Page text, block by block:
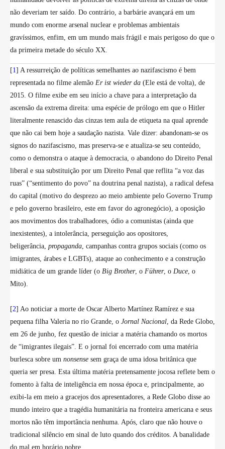
não deveriam ter saído. Do contrário, a barbárie avançará em um
mundo com enorme arsenal nuclear e problemas ambientais
gravíssimos, enfim, em um mundo mais frágil e mais perigoso do que o
da primeira metade do século XX.
[1 ] A ressurreição de políticas semelhantes ao nazifascismo é bem
representada no filme alemão Er ist wieder da (Ele está de volta), de
2015. O filme exibe em seu início a chave para a interpretação da
ascensão da extrema direita: uma espécie de prólogo em que o Hitler
literalmente renascido das cinzas tem aula de etiqueta na qual aprende
que não cai bem hoje a saudação nazista. Vale dizer: abandonam-se os
signos do nazifascismo, mas preserva-se e atualiza-se seu conteúdo,
como o demonstra o ataque à democracia, o abandono do Direito Penal
liberal e sua substituição por um Direito Penal que reflita “a voz das
ruas” (“sentimento do povo” na doutrina penal nazista), a radical defesa
do capital (motivo do desprezo ao meio ambiente pelo Governo Trump
e pelo governo brasileiro, este em favor do agronegócio), a oposição
aos movimentos dos trabalhadores, ódio a comunistas (ainda que
inexistentes), a intolerância, perseguição aos opositores,
beligerância, propaganda , campanhas contra grupos sociais (como os
imigrantes, árabes e LGBTs), ataque ao conhecimento e a construção
midiática de um grande líder (o Big Brother, o Führer, o Duce , o
Mito).
[2] Ao noticiar a morte de Oscar Alberto Martínez Ramírez e sua
pequena filha Valeria no rio Grande, o Jornal Nacional , da Rede Globo,
em 26 de junho, fez questão de iniciar a matéria chamando os mortos
de “imigrantes ilegais”. E o jornal foi encerrado com uma matéria
burlesca sobre um nonsense sem graça de uma idosa britânica que
queria ser presa. Esta última matéria pretensamente jocosa reflete bem o
fomento à falta de inteligência em nossa época e, principalmente, ao
exibi-la em meio a gracejos dos apresentadores, a Rede Globo disse ao
mundo inteiro que a tragédia humanitária na fronteira americana e seus
mortos não têm importância nenhuma. Após, claro que não houve o
tradicional silêncio em sinal de luto quando dos créditos. A banalidade
do mal em horário nobre.